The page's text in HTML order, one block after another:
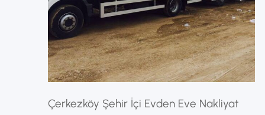
Çerkezköy Şehir İçi Evden Eve Nakliyat